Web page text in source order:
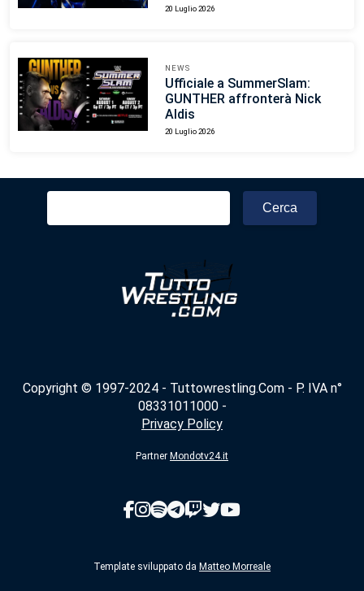
20 Luglio 2026
NEWS
Ufficiale a SummerSlam:
GUNTHER affronterà Nick
Aldis
20 Luglio 2026
Copyright © 1997-2024 - Tuttowrestling.Com - P. IVA n°
08331011000 -
Privacy Policy
Partner Mondotv24.it
Template sviluppato da Matteo Morreale